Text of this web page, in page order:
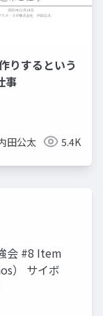
りするという
事
田公太 5.4K
会 #8 Item
） サイボ